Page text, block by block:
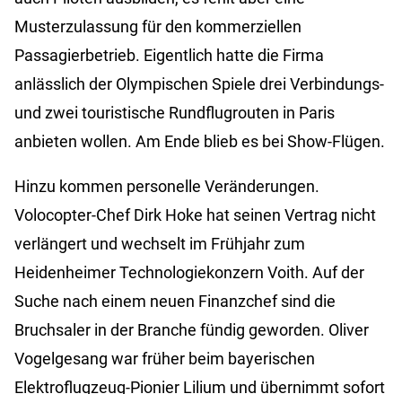
Musterzulassung für den kommerziellen
Passagierbetrieb. Eigentlich hatte die Firma
anlässlich der Olympischen Spiele drei Verbindungs-
und zwei touristische Rundflugrouten in Paris
anbieten wollen. Am Ende blieb es bei Show-Flügen.
Hinzu kommen personelle Veränderungen.
Volocopter-Chef Dirk Hoke hat seinen Vertrag nicht
verlängert und wechselt im Frühjahr zum
Heidenheimer Technologiekonzern Voith. Auf der
Suche nach einem neuen Finanzchef sind die
Bruchsaler in der Branche fündig geworden. Oliver
Vogelgesang war früher beim bayerischen
Elektroflugzeug-Pionier Lilium und übernimmt sofort